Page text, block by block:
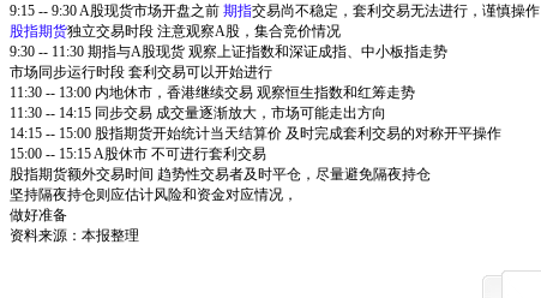
9:15 -- 9:30 A股现货市场开盘之前 期指交易尚不稳定，套利交易无法进行，谨慎操作
股指期货独立交易时段 注意观察A股，集合竞价情况
9:30 -- 11:30 期指与A股现货 观察上证指数和深证成指、中小板指走势
市场同步运行时段 套利交易可以开始进行
11:30 -- 13:00 内地休市，香港继续交易 观察恒生指数和红筹走势
11:30 -- 14:15 同步交易 成交量逐渐放大，市场可能走出方向
14:15 -- 15:00 股指期货开始统计当天结算价 及时完成套利交易的对称开平操作
15:00 -- 15:15 A股休市 不可进行套利交易
股指期货额外交易时间 趋势性交易者及时平仓，尽量避免隔夜持仓
坚持隔夜持仓则应估计风险和资金对应情况，
做好准备
资料来源：本报整理